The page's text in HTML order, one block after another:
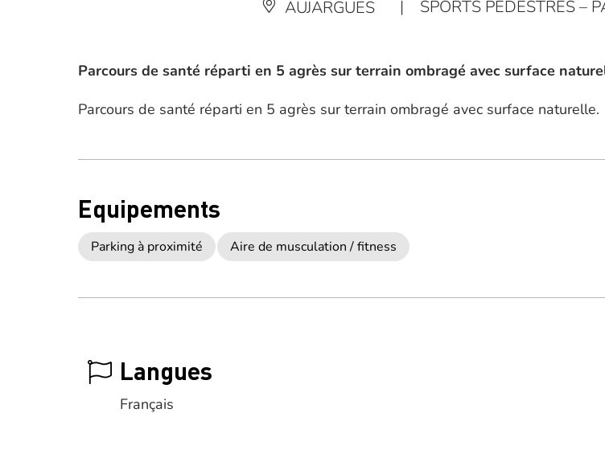
AUJARGUES | SPORTS PÉDESTRES –
Parcours de santé réparti en 5 agrès sur terrain ombragé avec surface
Parcours de santé réparti en 5 agrès sur terrain ombragé avec surface naturelle.
Equipements
Parking à proximité Aire de musculation / fitness
Langues
Français